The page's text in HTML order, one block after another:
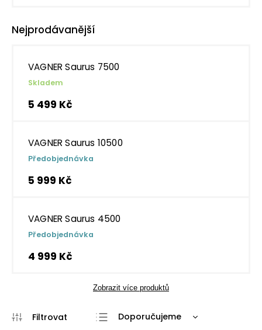
Nejprodávanější
VAGNER Saurus 7500
Skladem
5 499 Kč
VAGNER Saurus 10500
Předobjednávka
5 999 Kč
VAGNER Saurus 4500
Předobjednávka
4 999 Kč
Zobrazit více produktů
Doporučujeme